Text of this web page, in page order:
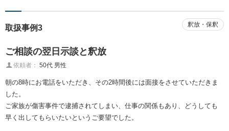
取扱事例3 釈放・保釈
ご相談の翌日示談と釈放
依頼者： 50代 男性
朝の8時にお電話をいただき、その2時間後には面接をさせていただきま
した。
ご家族が傷害事件で逮捕されてしまい、仕事の関係もあり、どうしても
早く出してもらいたいというご要望でした。